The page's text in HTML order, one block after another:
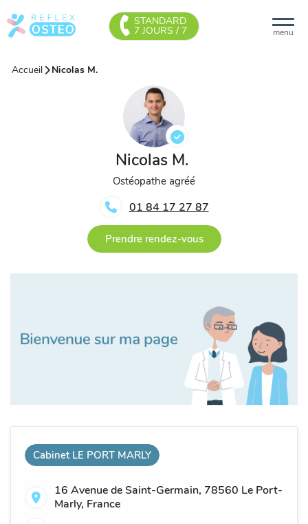
menu
STANDARD
7 JOURS / 7
Accueil Nicolas M.
Nicolas M.
Ostéopathe agréé
01 84 17 27 87
Prendre rendez-vous
Cabinet LE PORT MARLY
16 Avenue de Saint-Germain, 78560 Le Port-
Marly, France